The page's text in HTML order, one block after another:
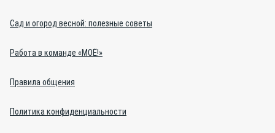
Сад и огород весной: полезные советы
Работа в команде «МОЁ!»
Правила общения
Политика конфиденциальности